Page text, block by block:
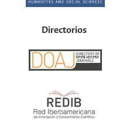
Directorios